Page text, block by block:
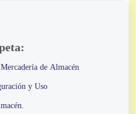
de Almacén
y Uso